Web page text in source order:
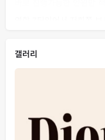
바로 진행가능한 인원만
됩니다 !!
믿고 찾아와주시면 케어
갤러리